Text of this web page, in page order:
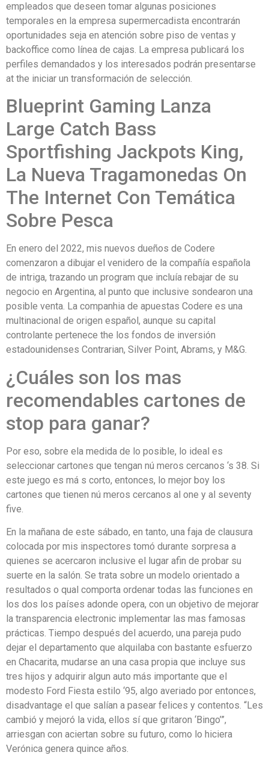
empleados que deseen tomar algunas posiciones
temporales en la empresa supermercadista encontrarán
oportunidades seja en atención sobre piso de ventas y
backoffice como línea de cajas. La empresa publicará los
perfiles demandados y los interesados podrán presentarse
at the iniciar un transformación de selección.
Blueprint Gaming Lanza
Large Catch Bass
Sportfishing Jackpots King,
La Nueva Tragamonedas On
The Internet Con Temática
Sobre Pesca
En enero del 2022, mis nuevos dueños de Codere
comenzaron a dibujar el venidero de la compañía española
de intriga, trazando un program que incluía rebajar de su
negocio en Argentina, al punto que inclusive sondearon una
posible venta. La companhia de apuestas Codere es una
multinacional de origen español, aunque su capital
controlante pertenece the los fondos de inversión
estadounidenses Contrarian, Silver Point, Abrams, y M&G.
¿Cuáles son los mas
recomendables cartones de
stop para ganar?
Por eso, sobre ela medida de lo posible, lo ideal es
seleccionar cartones que tengan nú meros cercanos ‘s 38. Si
este juego es má s corto, entonces, lo mejor boy los
cartones que tienen nú meros cercanos al one y al seventy
five.
En la mañana de este sábado, en tanto, una faja de clausura
colocada por mis inspectores tomó durante sorpresa a
quienes se acercaron inclusive el lugar afin de probar su
suerte en la salón. Se trata sobre un modelo orientado a
resultados o qual comporta ordenar todas las funciones en
los dos los países adonde opera, con un objetivo de mejorar
la transparencia electronic implementar las mas famosas
prácticas. Tiempo después del acuerdo, una pareja pudo
dejar el departamento que alquilaba con bastante esfuerzo
en Chacarita, mudarse an una casa propia que incluye sus
tres hijos y adquirir algun auto más importante que el
modesto Ford Fiesta estilo ‘95, algo averiado por entonces,
disadvantage el que salían a pasear felices y contentos. “Les
cambió y mejoró la vida, ellos sí que gritaron ‘Bingo’”,
arriesgan con aciertan sobre su futuro, como lo hiciera
Verónica genera quince años.